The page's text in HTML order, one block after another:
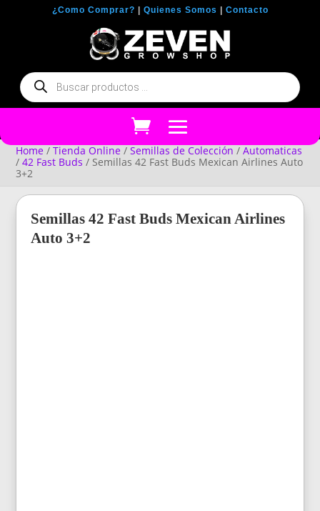
¿Como Comprar? Quienes Somos Contacto
Búsqueda
de
productos
Home /Tienda Online /Semillas de Colección /Automaticas
/42 Fast Buds / Semillas 42 Fast Buds Mexican Airlines Auto
3+2
Semillas 42 Fast Buds Mexican Airlines
Auto 3+2